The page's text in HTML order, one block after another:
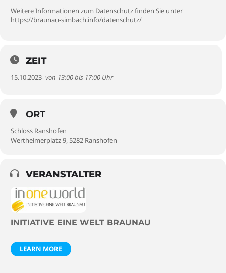
Weitere Informationen zum Datenschutz finden Sie unter
https://braunau-simbach.info/datenschutz/
ZEIT
15.10.2023- von 13:00 bis 17:00 Uhr
ORT
Schloss Ranshofen
Wertheimerplatz 9, 5282 Ranshofen
VERANSTALTER
INITIATIVE EINE WELT BRAUNAU
LEARN MORE